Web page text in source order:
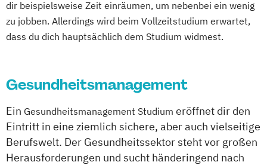
dir beispielsweise Zeit einräumen, um nebenbei ein wenig
zu jobben. Allerdings wird beim Vollzeitstudium erwartet,
dass du dich hauptsächlich dem Studium widmest.
Gesundheitsmanagement
Ein Gesundheitsmanagement Studium eröffnet dir den
Eintritt in eine ziemlich sichere, aber auch vielseitige
Berufswelt. Der Gesundheitssektor steht vor großen
Herausforderungen und sucht händeringend nach